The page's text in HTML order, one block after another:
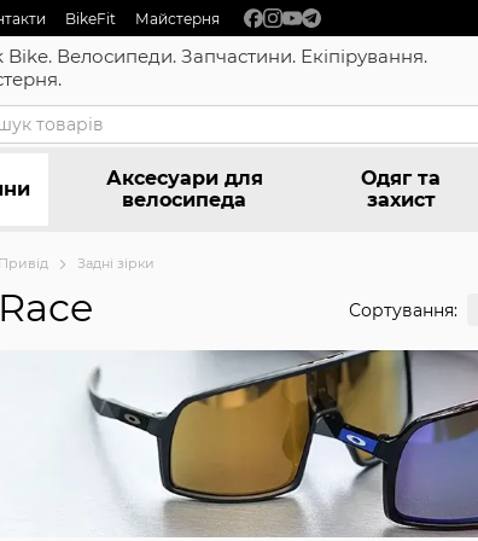
BikeFit Майстерня
Bike. Велосипеди. Запчастини. Екіпірування.
Аксесуари для
велосипеда
Одяг та
захист
Привід Задні зірки
Сортування: